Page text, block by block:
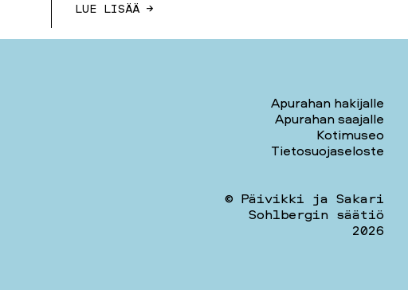
LUE LISÄÄ →
Apurahan hakijalle
Apurahan saajalle
Kotimuseo
Tietosuojaseloste
© Päivikki ja Sakari
Sohlbergin säätiö
2026